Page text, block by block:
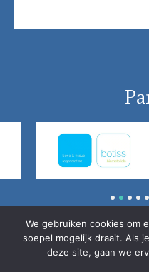
5 6 7 8 9
© Nederlandse
We gebruiken cookies om
soepel mogelijk draait. Als
deze site, gaan we